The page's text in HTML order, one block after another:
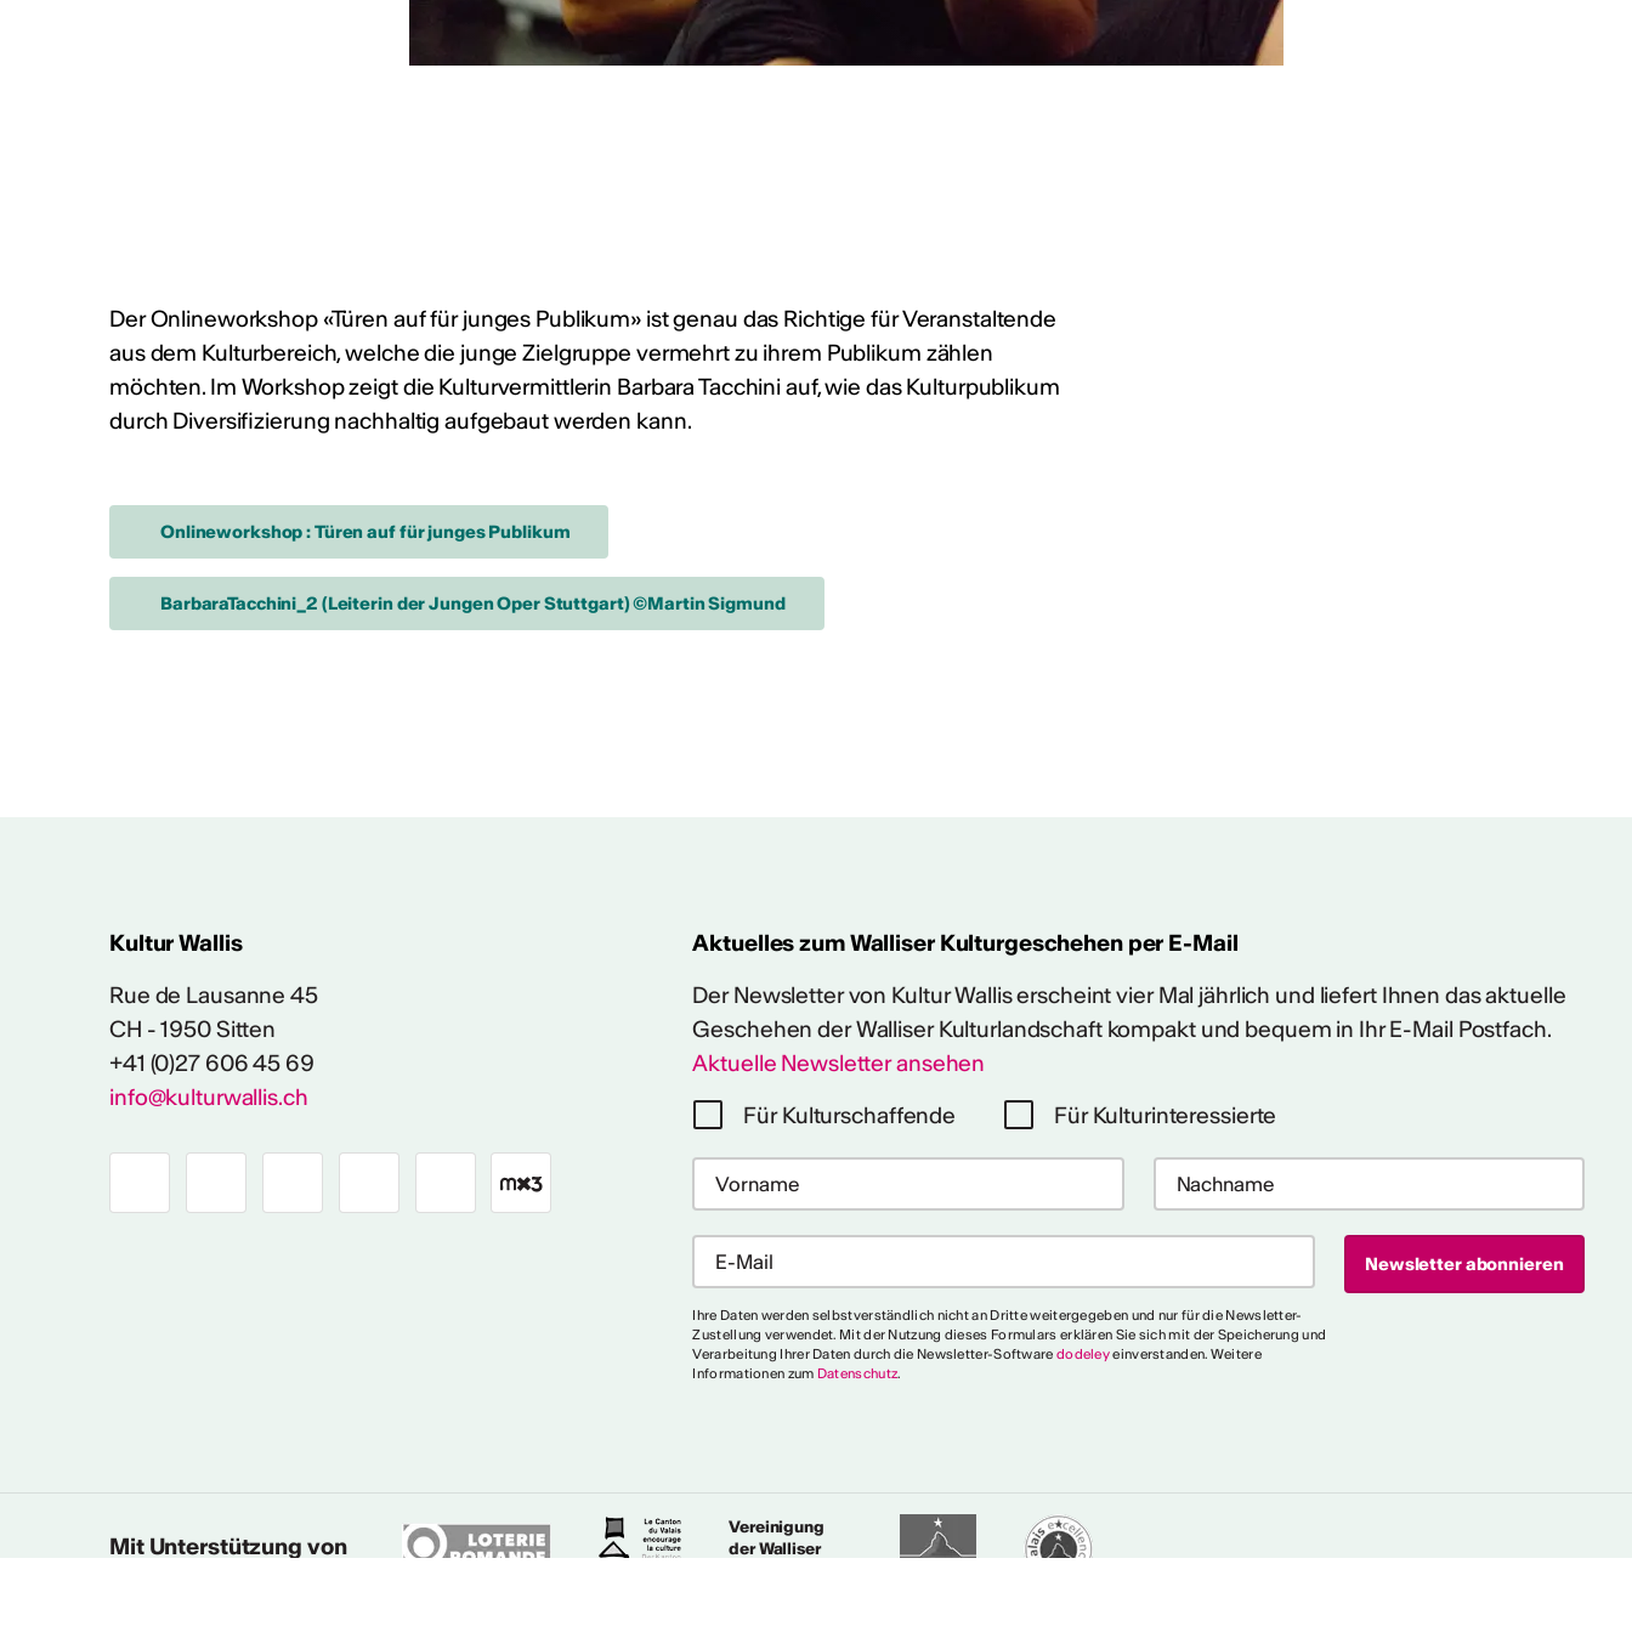
MEHR INFOS & KONTAKT Tätigkeitsbericht CVKW 2024/2025
Der Onlineworkshop «Türen auf für junges Publikum» ist genau das Richtige für Veranstaltende
aus dem Kulturbereich, welche die junge Zielgruppe vermehrt zu ihrem Publikum zählen
möchten. Im Workshop zeigt die Kulturvermittlerin Barbara Tacchini auf, wie das Kulturpublikum
durch Diversifizierung nachhaltig aufgebaut werden kann.
Onlineworkshop : Türen auf für junges Publikum
BarbaraTacchini_2 (Leiterin der Jungen Oper Stuttgart) ©Martin Sigmund
Kultur Wallis
Rue de Lausanne 45
CH - 1950 Sitten
+41 (0)27 606 45 69
info@kulturwallis.ch
Aktuelles zum Walliser Kulturgeschehen per E-Mail
Der Newsletter von Kultur Wallis erscheint vier Mal jährlich und liefert Ihnen das aktuelle
Geschehen der Walliser Kulturlandschaft kompakt und bequem in Ihr E-Mail Postfach.
Aktuelle Newsletter ansehen
Für Kulturschaffende
Für Kulturinteressierte
Ihre Daten werden selbstverständlich nicht an Dritte weitergegeben und nur für die Newsletter-
Zustellung verwendet. Mit der Nutzung dieses Formulars erklären Sie sich mit der Speicherung und
Verarbeitung Ihrer Daten durch die Newsletter-Software dodeleyeinverstanden. Weitere
Informationen zum Datenschutz.
Mit Unterstützung von
Vereinigung
der Walliser